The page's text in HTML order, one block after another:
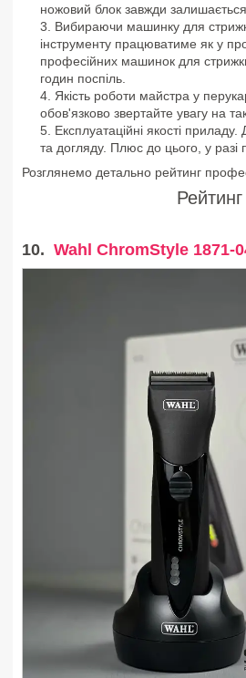
ножовий блок завжди
Вибираючи машинку для
інструменту працюватиме як у
професійних машинок для
годин поспіль.
Якість роботи майстра у
обов'язково звертайте увагу на
Експлуатаційні якості
та догляду. Плюс до цього, у разі
Розглянемо детально рейтинг
10. Wahl ChromStyle 1871-